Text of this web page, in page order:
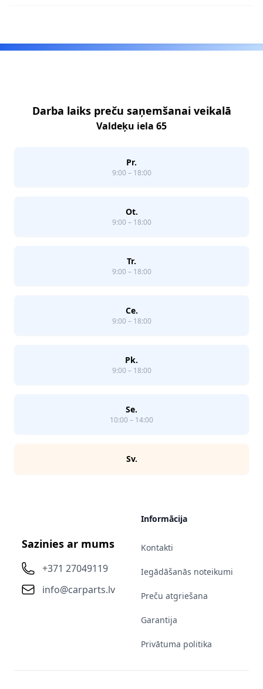
Darba laiks preču saņemšanai veikalā
Valdeķu iela 65
Pr.
9:00 – 18:00
Ot.
9:00 – 18:00
Tr.
9:00 – 18:00
Ce.
9:00 – 18:00
Pk.
9:00 – 18:00
Se.
10:00 – 14:00
Sv.
Sazinies ar mums
+371 27049119
info@carparts.lv
Informācija
Kontakti
Iegādāšanās noteikumi
Preču atgriešana
Garantija
Privātuma politika